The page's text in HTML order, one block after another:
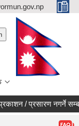
/ प्रसारण नगर्ने सम्बन्धी